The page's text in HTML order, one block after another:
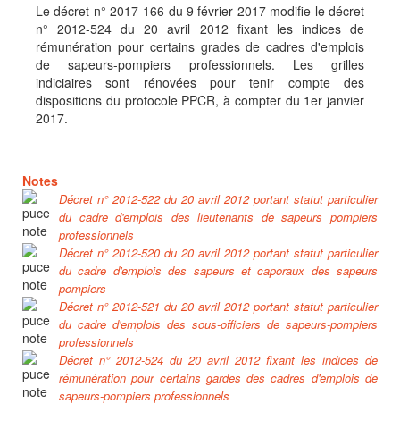
Le décret n° 2017-166 du 9 février 2017 modifie le décret
n° 2012-524 du 20 avril 2012 fixant les indices de
rémunération pour certains grades de cadres d'emplois
de sapeurs-pompiers professionnels. Les grilles
indiciaires sont rénovées pour tenir compte des
dispositions du protocole PPCR, à compter du 1er janvier
2017.
Notes
Décret n° 2012-522 du 20 avril 2012 portant statut particulier
du cadre d'emplois des lieutenants de sapeurs pompiers
professionnels
Décret n° 2012-520 du 20 avril 2012 portant statut particulier
du cadre d'emplois des sapeurs et caporaux des sapeurs
pompiers
Décret n° 2012-521 du 20 avril 2012 portant statut particulier
du cadre d'emplois des sous-officiers de sapeurs-pompiers
professionnels
Décret n° 2012-524 du 20 avril 2012 fixant les indices de
rémunération pour certains gardes des cadres d'emplois de
sapeurs-pompiers professionnels